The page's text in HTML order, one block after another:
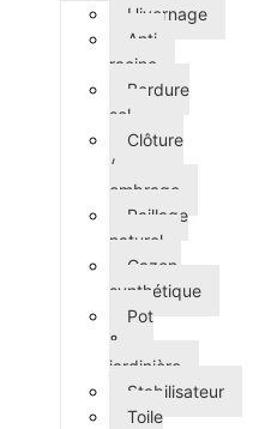
Hivernage
Anti-
racine
Bordure
sol
Clôture
/
ombrage
Paillage
naturel
Gazon
synthétique
Pot
&
jardinière
Stabilisateur
Toile